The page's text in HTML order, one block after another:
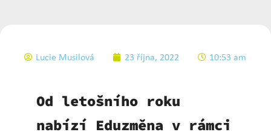
Lucie Musilová 23 října, 2022 10:53 am
Od letošního roku
nabízí Eduzměna v rámci